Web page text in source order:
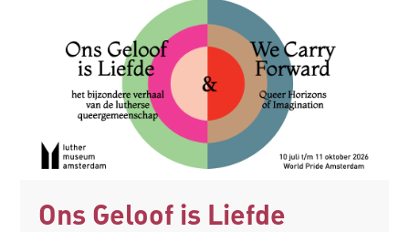
Ons Geloof is Liefde